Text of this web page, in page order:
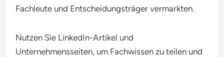
Fachleute und Entscheidungsträger vermarkten.
Nutzen Sie LinkedIn-Artikel und
Unternehmensseiten, um Fachwissen zu teilen und